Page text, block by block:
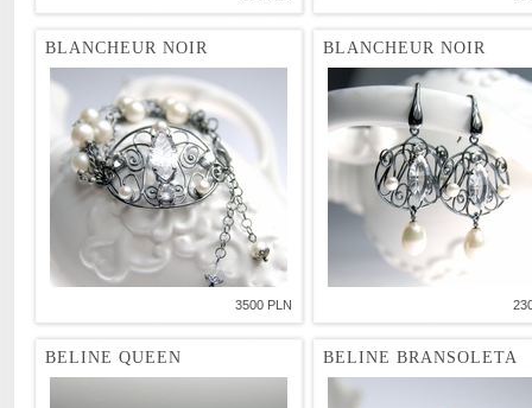
BLANCHEUR NOIR
3500 PLN
BLANCHEUR NOIR
BELINE QUEEN BELINE BRANSOLETA